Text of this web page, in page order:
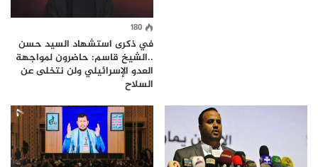
180
في ذكرى استشهاد السيد حسن
..الشيخ قاسم: حاضرون لمواجهة
العدو الإسرائيلي ولن نتخلى عن
السلاح